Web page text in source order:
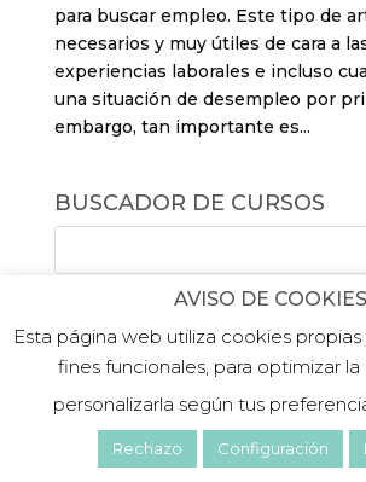
para buscar empleo. Este tipo de
necesarios y muy útiles de cara a
experiencias laborales e incluso
una situación de desempleo por
embargo, tan importante es...
BUSCADOR DE CURSOS
©2019 PLATEA FORMACIÓN |
Politica de privacidad|Política
AVISO DE COOKIES
Esta página web utiliza cookies
fines funcionales, para optimizar
personalizarla según tus
Rechazo Configuración